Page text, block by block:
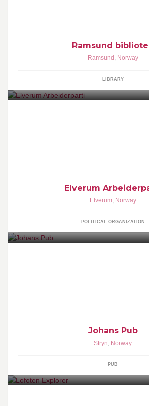
Ramsund
Ramsund , Norway
LIBRARY
Elverum
Elverum, Norway
POLITICAL ORGANIZATION
Johans Pub
Stryn, Norway
PUB